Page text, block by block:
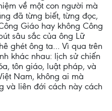
về một con người mà
đã từng biết, từng đọc,
Giáo hay không Công
sâu sắc của ông Lữ
ghét ông ta… Vì qua trên
khác nhau: lịch sử chiến
tôn giáo, luật pháp, và
Nam, không ai mà
và liên đới cách này cách